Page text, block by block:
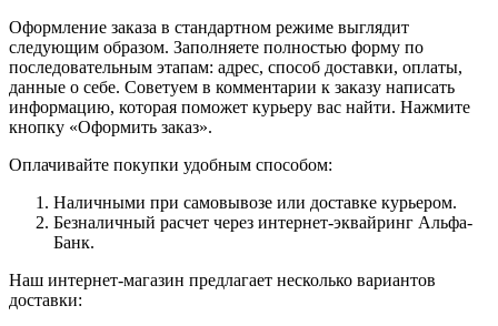
Оформление заказа в стандартном режиме выглядит
следующим образом. Заполняете полностью форму по
последовательным этапам: адрес, способ доставки, оплаты,
данные о себе. Советуем в комментарии к заказу написать
информацию, которая поможет курьеру вас найти. Нажмите
кнопку «Оформить заказ».
Оплачивайте покупки удобным способом:
Наличными при самовывозе или доставке курьером.
Безналичный расчет через интернет-эквайринг Альфа-
Банк.
Наш интернет-магазин предлагает несколько вариантов
доставки: